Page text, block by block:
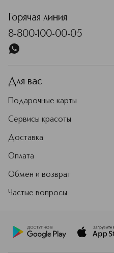
Горячая линия
8-800-100-00-05
Для вас
Подарочные карты
Сервисы красоты
Доставка
Оплата
Обмен и возврат
Частые вопросы